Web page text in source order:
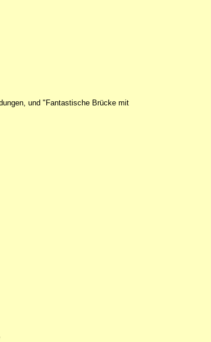
und "Fantastische Brücke mit